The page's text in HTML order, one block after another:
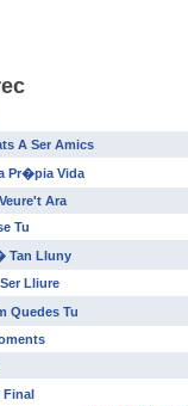
A Ser Amics
Pr�pia Vida
Ara
Tu
Tan Lluny
Lliure
Quedes Tu
Final